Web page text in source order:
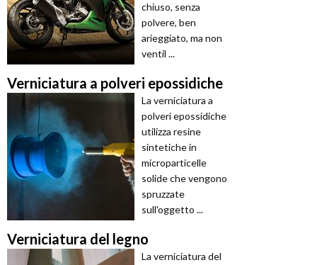
chiuso, senza
polvere, ben
arieggiato, ma non
ventil ...
Verniciatura a polveri epossidiche
La verniciatura a
polveri epossidiche
utilizza resine
sintetiche in
microparticelle
solide che vengono
spruzzate
sull'oggetto ...
Verniciatura del legno
La verniciatura del